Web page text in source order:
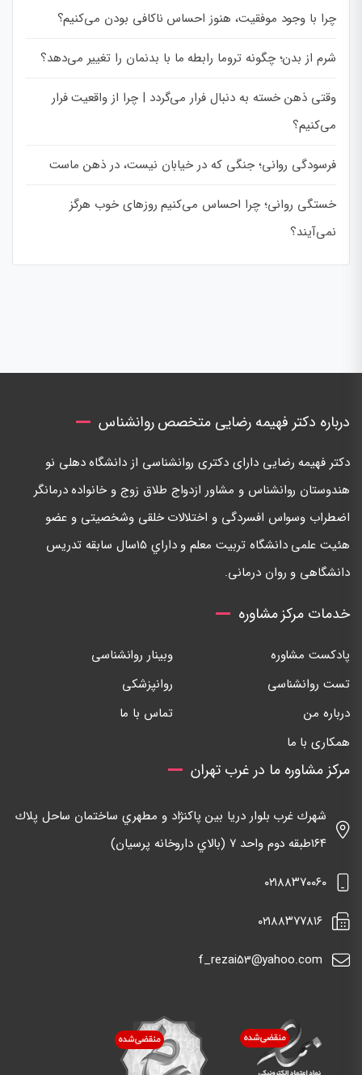
چرا با وجود موفقیت، هنوز احساس ناکافی بودن می‌کنیم؟
شرم از بدن؛ چگونه تروما رابطه ما با بدنمان را تغییر می‌دهد؟
وقتی ذهن خسته به دنبال فرار می‌گردد | چرا از واقعیت فرار
می‌کنیم؟
فرسودگی روانی؛ جنگی که در خیابان نیست، در ذهن ماست
خستگی روانی؛ چرا احساس می‌کنیم روزهای خوب هرگز
نمی‌آیند؟
درباره دکتر فهیمه رضایی متخصص روانشناس
دكتر فهيمه رضايی دارای دكتری روانشناسی از دانشگاه دهلی نو
هندوستان روانشناس و مشاور ازدواج طلاق زوج و خانواده درمانگر
اضطراب وسواس افسردگی و اختلالات خلقی وشخصيتی و عضو
هئيت علمی دانشگاه تربيت معلم و داراي ١٥سال سابقه تدريس
دانشگاهی و روان درمانی.
خدمات مرکز مشاوره
پادکست مشاوره
وبینار روانشناسی
تست روانشناسی
روانپزشکی
درباره من
تماس با ما
همکاری با ما
مرکز مشاوره ما در غرب تهران
شهرك غرب بلوار دريا بين پاكنژاد و مطهري ساختمان ساحل پلاك
١٦٤طبقه دوم واحد ٧ (بالاي داروخانه پرسيان)
٠٢١٨٨٣٧٠٠٦٠
٠٢١٨٨٣٧٧٨١٦
f_rezai53@yahoo.com